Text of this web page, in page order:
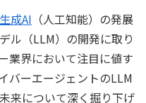
生成AI （人工知能）の発展
ル（LLM）の開発に取り
業界において注目に値す
バーエージェントのLLM
来について深く掘り下げ